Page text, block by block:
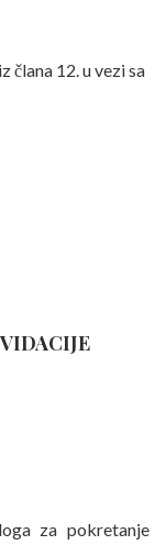
12. u vezi sa
za pokretanje